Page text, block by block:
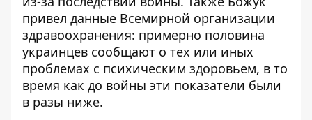
привел данные Всемирной организации
здравоохранения: примерно половина
украинцев сообщают о тех или иных
проблемах с психическим здоровьем, в то
время как до войны эти показатели были
в разы ниже.